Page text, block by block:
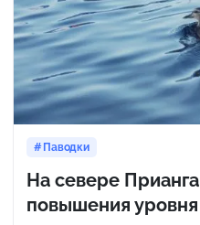
Паводки
На севере
повышения